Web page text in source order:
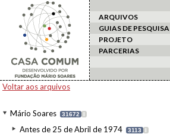
ARQUIVOS
GUIAS DE PESQUISA
PROJETO
PARCERIAS
Voltar aos arquivos
Mário Soares 31672 I
Antes de 25 de Abril de 1974 3113 I